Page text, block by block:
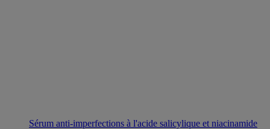
Sérum anti-imperfections à l'acide salicylique et niacinamide